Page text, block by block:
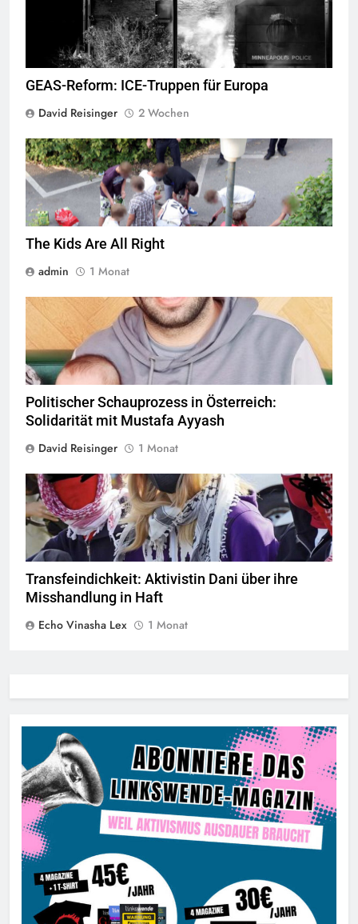
GEAS-Reform: ICE-Truppen für Europa
David Reisinger
2 Wochen
Jugendliche verlieren im öffentlichen Raum zunehmend ihre
Freiheiten,Quelle © Armin KübelbeckCC-BY-SA-3.0
The Kids Are All Right
admin
1 Monat
© Twitter Mustafa ayyash
Politischer Schauprozess in Österreich:
Solidarität mit Mustafa Ayyash
David Reisinger
1 Monat
© privat alle Rechte vorbehalten
Transfeindichkeit: Aktivistin Dani über ihre
Misshandlung in Haft
Echo Vinasha Lex
1 Monat